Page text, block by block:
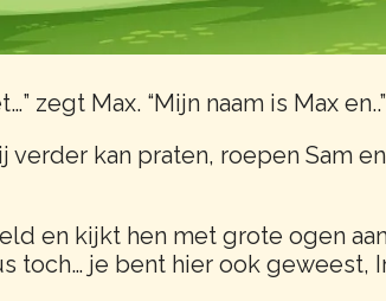
zegt Max. “Mijn naam is Max en..”
verder kan praten, roepen Sam
en kijkt hen met grote ogen
toch… je bent hier ook geweest,